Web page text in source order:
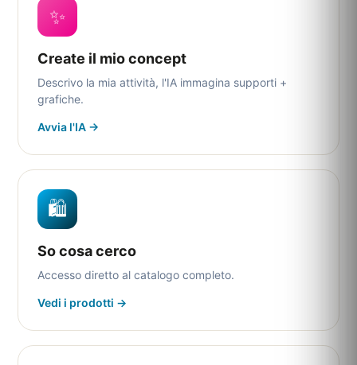
✨
Create il mio concept
Descrivo la mia attività, l'IA immagina supporti +
grafiche.
Avvia l'IA →
🛍️
So cosa cerco
Accesso diretto al catalogo completo.
Vedi i prodotti →